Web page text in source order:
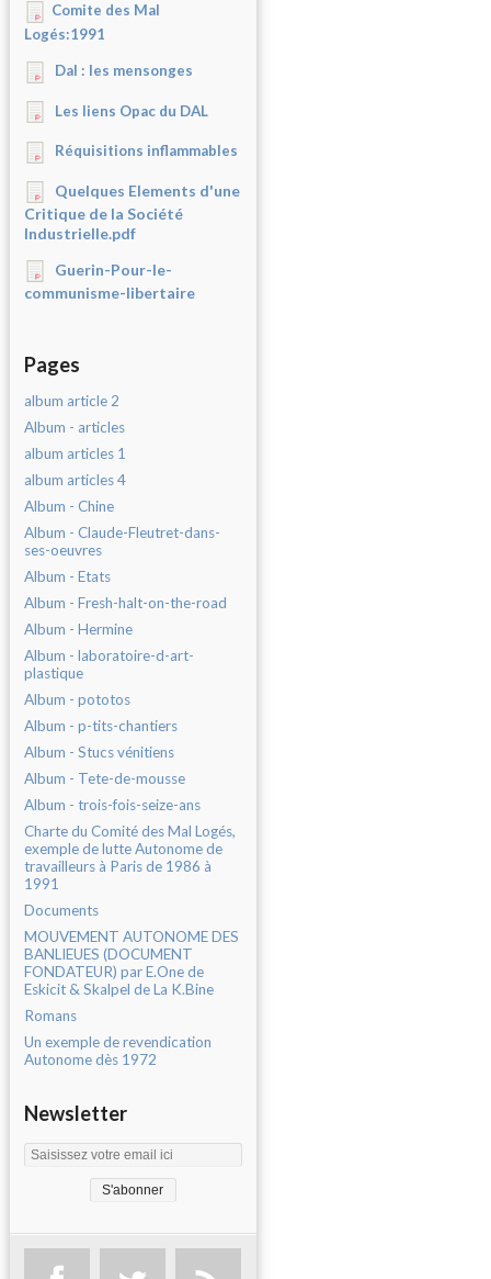
Comite des Mal
Logés:1991
Dal : les mensonges
Les liens Opac du DAL
Réquisitions inflammables
Quelques Elements d'une
Critique de la Société
Industrielle.pdf
Guerin-Pour-le-
communisme-libertaire
Pages
album article 2
Album - articles
album articles 1
album articles 4
Album - Chine
Album - Claude-Fleutret-dans-
ses-oeuvres
Album - Etats
Album - Fresh-halt-on-the-road
Album - Hermine
Album - laboratoire-d-art-
plastique
Album - pototos
Album - p-tits-chantiers
Album - Stucs vénitiens
Album - Tete-de-mousse
Album - trois-fois-seize-ans
Charte du Comité des Mal Logés,
exemple de lutte Autonome de
travailleurs à Paris de 1986 à
1991
Documents
MOUVEMENT AUTONOME DES
BANLIEUES (DOCUMENT
FONDATEUR) par E.One de
Eskicit & Skalpel de La K.Bine
Romans
Un exemple de revendication
Autonome dès 1972
Newsletter